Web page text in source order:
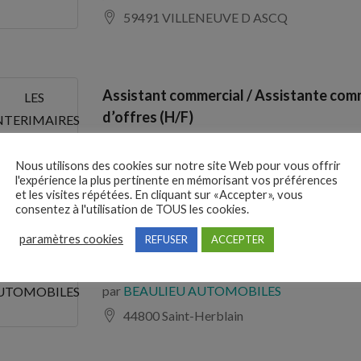
59491 VILLENEUVE D ASCQ
LES
TERTIAIR
Assistant commercial / Assistante
d’offres (H/F)
LES INTERIMAIRES PROFESSIONNELS
74150 Marigny-Saint-Marcel
Conseiller commercial véhicules
par BEAULIEU AUTOMOBILES
44800 Saint-Herblain
Nous utilisons des cookies sur notre site Web pour vous offrir
l'expérience la plus pertinente en mémorisant vos préférences
et les visites répétées. En cliquant sur «Accepter», vous
consentez à l'utilisation de TOUS les cookies.
paramètres cookies REFUSER ACCEPTER